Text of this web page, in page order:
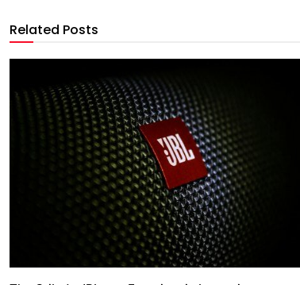
Related Posts